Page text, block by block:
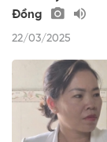
Đồng
22/03/2025